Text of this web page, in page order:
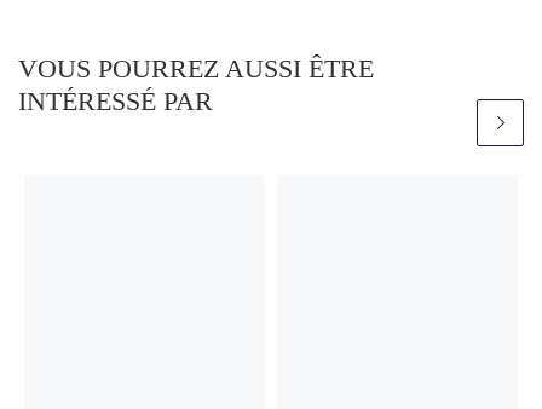
VOUS POURREZ AUSSI ÊTRE
INTÉRESSÉ PAR